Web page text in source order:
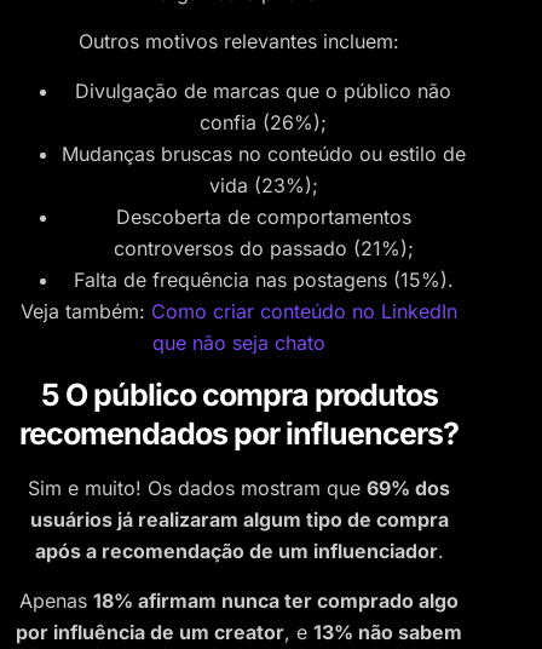
Outros motivos relevantes incluem:
Divulgação de marcas que o público não
confia (26%);
Mudanças bruscas no conteúdo ou estilo de
vida (23%);
Descoberta de comportamentos
controversos do passado (21%);
Falta de frequência nas postagens (15%).
Veja também: Como criar conteúdo no LinkedIn
que não seja chato
5 O público compra produtos
recomendados por influencers?
Sim e muito! Os dados mostram que 69% dos
usuários já realizaram algum tipo de compra
após a recomendação de um influenciador.
Apenas 18% afirmam nunca ter comprado algo
por influência de um creator, e 13% não sabem